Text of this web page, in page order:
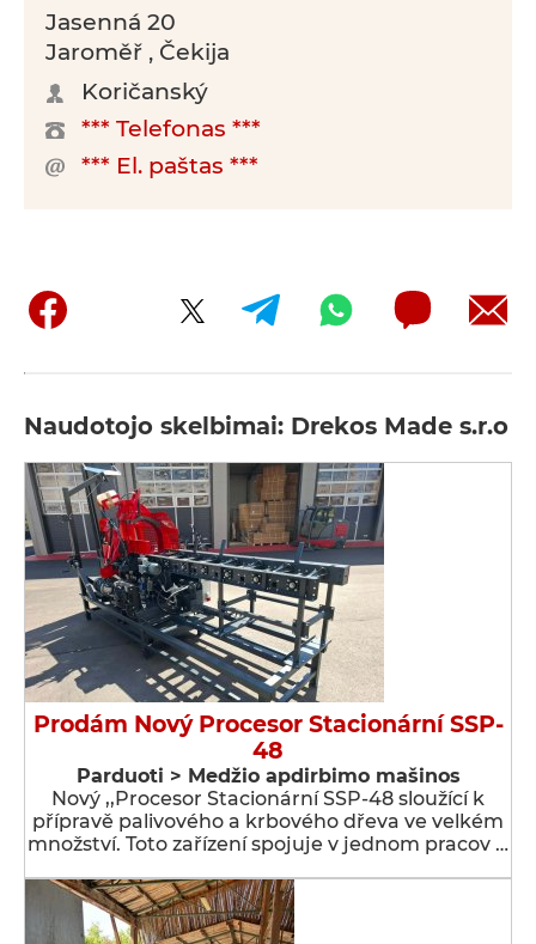
Jasenná 20
Jaroměř , Čekija
Koričanský
*** Telefonas ***
*** El. paštas ***
Naudotojo skelbimai: Drekos Made s.r.o
Prodám Nový Procesor Stacionární SSP-
48
Parduoti > Medžio apdirbimo mašinos
Nový ,,Procesor Stacionární SSP-48 sloužící k
přípravě palivového a krbového dřeva ve velkém
množství. Toto zařízení spojuje v jednom pracov …